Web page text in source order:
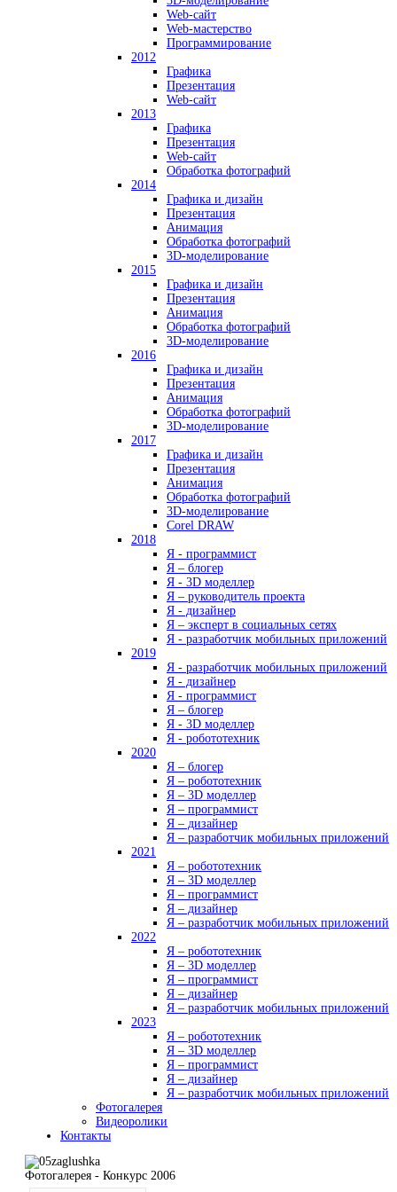
Web-сайт
Web-мастерство
Программирование
2012
Графика
Презентация
Web-сайт
2013
Графика
Презентация
Web-сайт
Обработка фотографий
2014
Графика и дизайн
Презентация
Анимация
Обработка фотографий
3D-моделирование
2015
Графика и дизайн
Презентация
Анимация
Обработка фотографий
3D-моделирование
2016
Графика и дизайн
Презентация
Анимация
Обработка фотографий
3D-моделирование
2017
Графика и дизайн
Презентация
Анимация
Обработка фотографий
3D-моделирование
Corel DRAW
2018
Я - программист
Я – блогер
Я - 3D моделлер
Я – руководитель проекта
Я - дизайнер
Я – эксперт в социальных сетях
Я - разработчик мобильных приложений
2019
Я - разработчик мобильных приложений
Я - дизайнер
Я - программист
Я – блогер
Я - 3D моделлер
Я - робототехник
2020
Я – блогер
Я – робототехник
Я – 3D моделлер
Я – программист
Я – дизайнер
Я – разработчик мобильных приложений
2021
Я – робототехник
Я – 3D моделлер
Я – программист
Я – дизайнер
Я – разработчик мобильных приложений
2022
Я – робототехник
Я – 3D моделлер
Я – программист
Я – дизайнер
Я – разработчик мобильных приложений
2023
Я – робототехник
Я – 3D моделлер
Я – программист
Я – дизайнер
Я – разработчик мобильных приложений
Фотогалерея
Видеоролики
Контакты
Фотогалерея - Конкурс 2006